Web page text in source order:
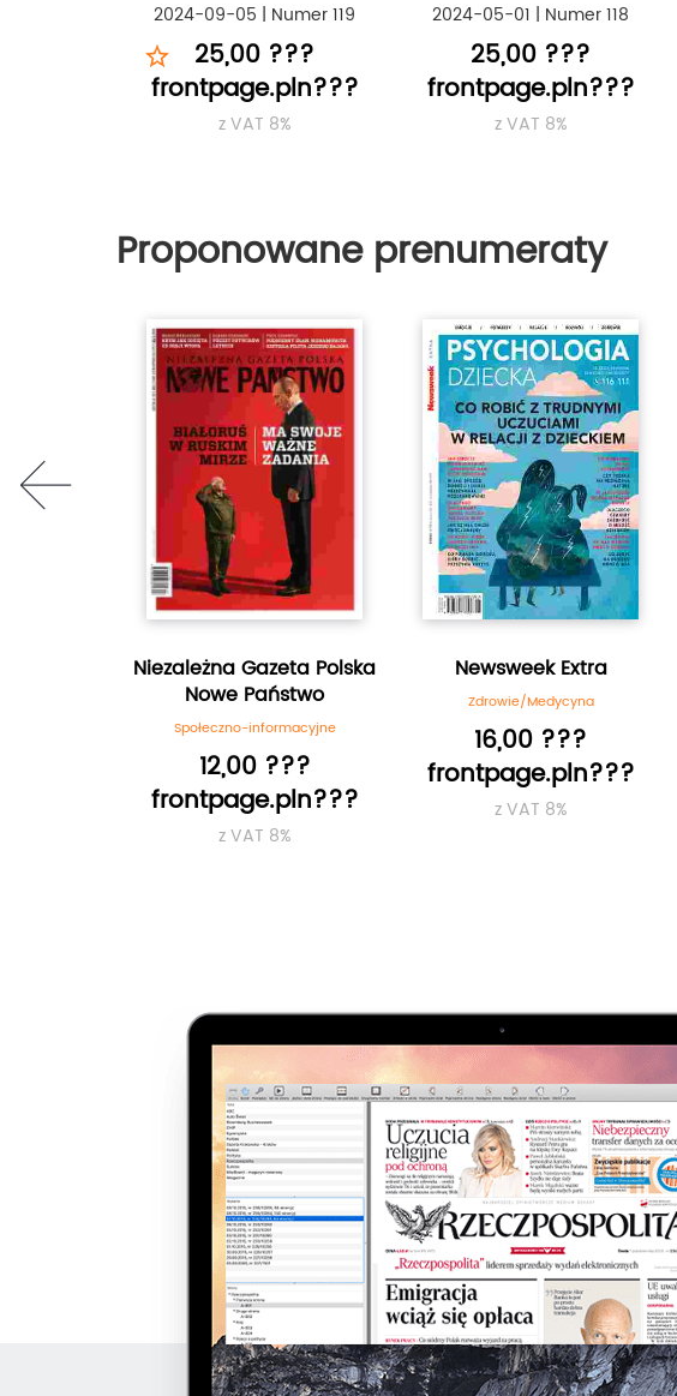
2024-09-05 | Numer 119
25,00 ???
frontpage.pln???
z VAT 8%
2024-05-01 | Numer 118
25,00 ???
frontpage.pln???
z VAT 8%
Proponowane prenumeraty
Niezależna Gazeta Polska
Nowe Państwo
Społeczno-informacyjne
12,00 ???
frontpage.pln???
z VAT 8%
Newsweek Extra
Zdrowie/Medycyna
16,00 ???
frontpage.pln???
z VAT 8%
prev